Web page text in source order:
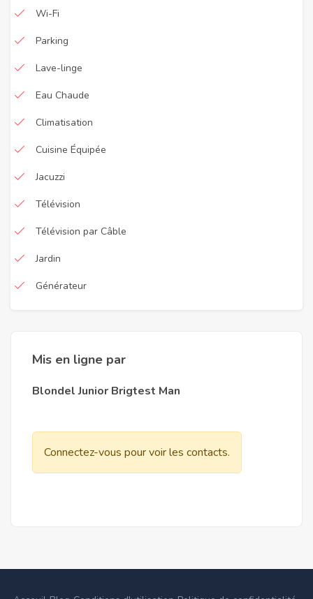
Wi-Fi
Parking
Lave-linge
Eau Chaude
Climatisation
Cuisine Équipée
Jacuzzi
Télévision
Télévision par Câble
Jardin
Générateur
Mis en ligne par
Blondel Junior Brigtest Man
Connectez-vous pour voir les contacts.